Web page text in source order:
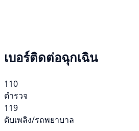
เบอร์ติดต่อฉุกเฉิน
110
ตำรวจ
119
ดับเพลิง/รถพยาบาล